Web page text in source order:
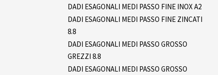
DADI ESAGONALI MEDI PASSO FINE INOX A2
DADI ESAGONALI MEDI PASSO FINE ZINCATI
8.8
DADI ESAGONALI MEDI PASSO GROSSO
GREZZI 8.8
DADI ESAGONALI MEDI PASSO GROSSO